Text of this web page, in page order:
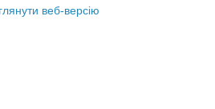
веб-версію